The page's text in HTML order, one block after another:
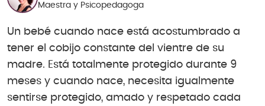
Maestra y Psicopedagoga
Un bebé cuando nace está acostumbrado a
tener el cobijo constante del vientre de su
madre. Está totalmente protegido durante 9
meses y cuando nace, necesita igualmente
sentirse protegido, amado y respetado cada